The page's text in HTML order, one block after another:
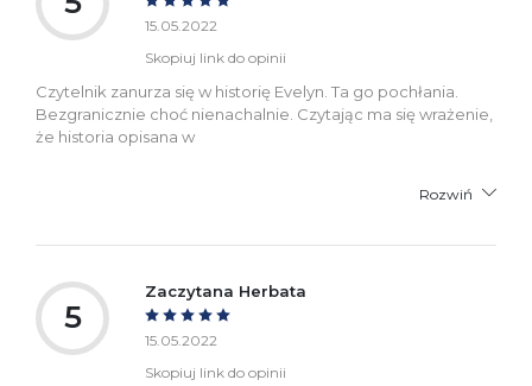
15.05.2022
Skopiuj link do opinii
Czytelnik zanurza się w historię Evelyn. Ta go pochłania.
Bezgranicznie choć nienachalnie. Czytając ma się wrażenie,
że historia opisana w
Rozwiń
5
Zaczytana Herbata
15.05.2022
Skopiuj link do opinii